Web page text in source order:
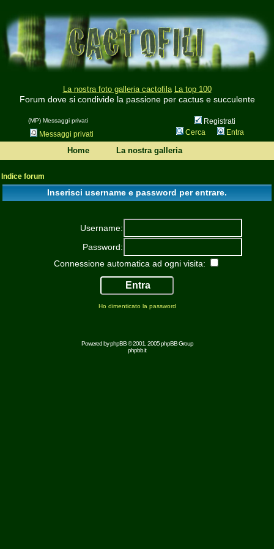
La nostra foto galleria cactofila La top 100
Forum dove si condivide la passione per cactus e succulente
(MP) Messaggi privati
Registrati
Messaggi privati
Cerca Entra
Home La nostra galleria
Indice forum
Inserisci username e password per entrare.
Username:
Password:
Connessione automatica ad ogni visita:
Ho dimenticato la password
Powered byphpBB© 2001, 2005 phpBB Group
phpbb.it